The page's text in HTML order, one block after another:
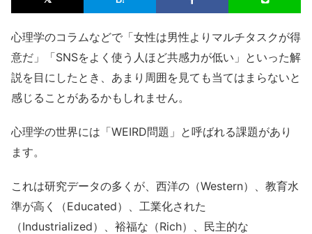
心理学のコラムなどで「女性は男性よりマルチタスクが得
意だ」「SNSをよく使う人ほど共感力が低い」といった解
説を目にしたとき、あまり周囲を見ても当てはまらないと
感じることがあるかもしれません。
心理学の世界には「WEIRD問題」と呼ばれる課題があり
ます。
これは研究データの多くが、西洋の（Western）、教育水
準が高く（Educated）、工業化された
（Industrialized）、裕福な（Rich）、民主的な